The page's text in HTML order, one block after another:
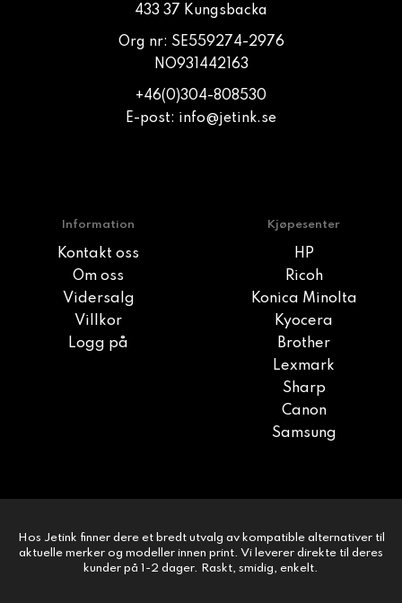
433 37 Kungsbacka
Org nr: SE559274-2976
NO931442163
+46(0)304-808530
E-post: info@jetink.se
Information
Kontakt oss
Om oss
Vidersalg
Villkor
Logg på
Kjøpesenter
HP
Ricoh
Konica Minolta
Kyocera
Brother
Lexmark
Sharp
Canon
Samsung
Hos Jetink finner dere et bredt utvalg av kompatible alternativer til
aktuelle merker og modeller innen print. Vi leverer direkte til deres
kunder på 1-2 dager. Raskt, smidig, enkelt.